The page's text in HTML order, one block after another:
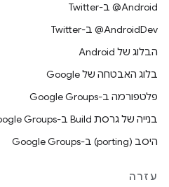
‎@Android ב-Twitter
‎@AndroidDev ב-Twitter
הבלוג של Android
בלוג האבטחה של Google
פלטפורמה ב-Google Groups
בנייה של גרסת Build ב-Google Groups
היסב (porting) ב-Google Groups
עזרה